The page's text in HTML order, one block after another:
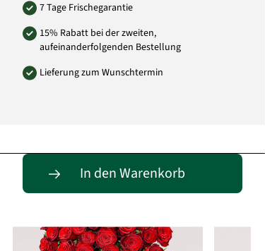
7 Tage Frischegarantie
15% Rabatt bei der zweiten,
aufeinanderfolgenden Bestellung
Lieferung zum Wunschtermin
In den Warenkorb
Passende Alternativen